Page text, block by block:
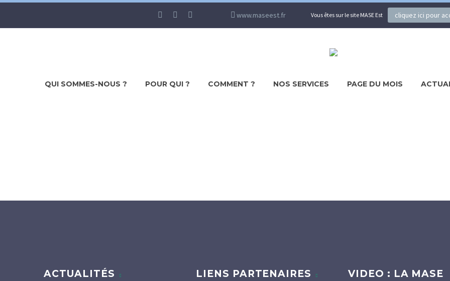
www.maseest.fr Vous êtes sur le site MASE Est cliquez ici pour
QUI SOMMES-NOUS ? POUR QUI ? COMMENT ? NOS SERVICES PAGE DU MOIS
ACTUALITÉS LIENS PARTENAIRES
VIDEO : LA MASE